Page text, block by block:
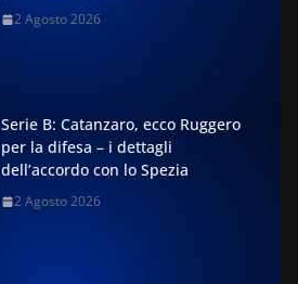
2 Agosto 2026
Serie B: Catanzaro, ecco Ruggero
per la difesa – i dettagli
dell’accordo con lo Spezia
2 Agosto 2026